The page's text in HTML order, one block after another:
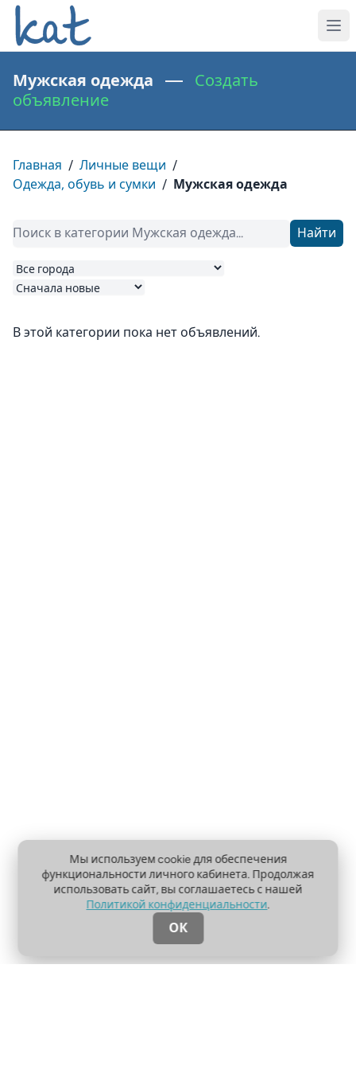
Мужская одежда — Создать
объявление
Главная / Личные вещи /
Одежда, обувь и сумки / Мужская одежда
Найти
В этой категории пока нет объявлений.
Мы используем cookie для обеспечения
функциональности личного кабинета. Продолжая
использовать сайт, вы соглашаетесь с нашей
Политикой конфиденциальности.
ОК